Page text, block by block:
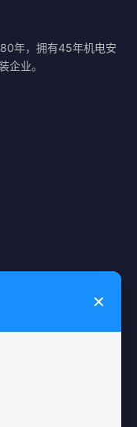
年，拥有45年机电安
企业。
✕